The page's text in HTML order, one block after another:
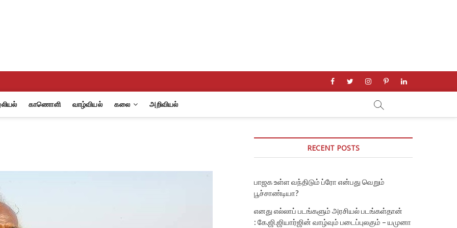
facebooktwitterinstagrampinterestlinkedin
காணொளி வாழ்வியல் கலை அறிவியல்
RECENT POSTS
பாஜக உள்ள வந்திடும் ப்ரோ என்பது வெறும்
பூச்சாண்டியா?
எனது எல்லாப் படங்களும் அரசியல் படங்கள்தான்
: கே.ஜி.ஜியார்ஜின் வாழ்வும் படைப்புலகும் – யமுனா